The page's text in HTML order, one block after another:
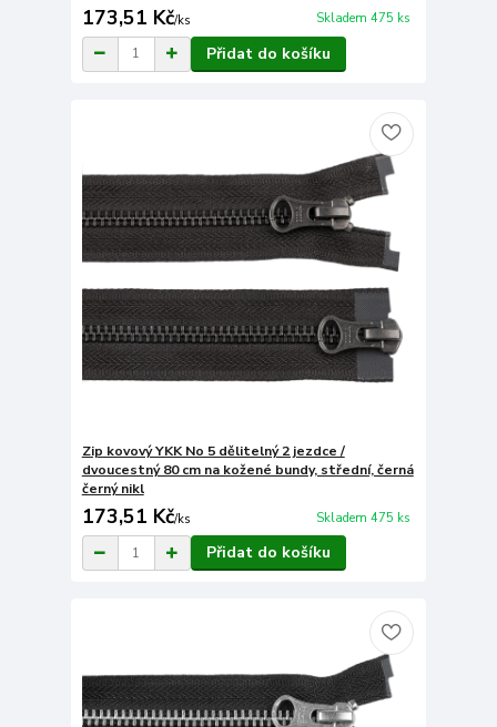
173,51 Kč/ks Skladem 475 ks
Přidat do košíku
Zip kovový YKK No 5 dělitelný 2 jezdce /
dvoucestný 80 cm na kožené bundy, střední, černá
černý nikl
173,51 Kč/ks Skladem 475 ks
Přidat do košíku